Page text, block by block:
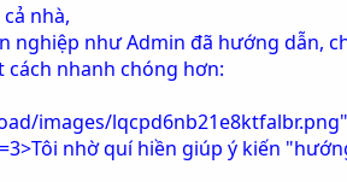
nhà,
nghiệp như Admin đã hướng dẫn,
nhanh chóng hơn:
images/
nhờ quí hiền giúp ý kiến